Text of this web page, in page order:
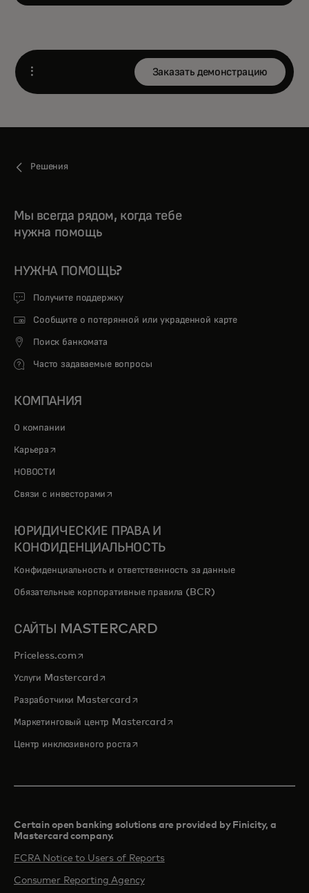
Open
Заказать демонстрацию
Решения
Мы всегда рядом, когда тебе
нужна помощь
НУЖНА ПОМОЩЬ?
Получите поддержку
Сообщите о потерянной или украденной карте
Поиск банкомата
Часто задаваемые вопросы
КОМПАНИЯ
О компании
Карьера opens in a new tab
НОВОСТИ
Связи с инвесторами opens in a new tab
ЮРИДИЧЕСКИЕ ПРАВА И
КОНФИДЕНЦИАЛЬНОСТЬ
Конфиденциальность и ответственность за данные
Обязательные корпоративные правила (BCR)
САЙТЫ MASTERCARD
Priceless.com opens in a new tab
Услуги Mastercardopens in a new tab
Разработчики Mastercardopens in a new tab
Маркетинговый центр Mastercardopens in a new tab
Центр инклюзивного ростаopens in a new tab
Certain open banking solutions are provided by Finicity, a
Mastercard company.​
FCRA Notice to Users of Reports
Consumer Reporting Agency